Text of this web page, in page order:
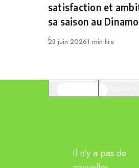
satisfaction et
sa saison au
Publié
23 juin 20261 min lire
Il n'y a pas de